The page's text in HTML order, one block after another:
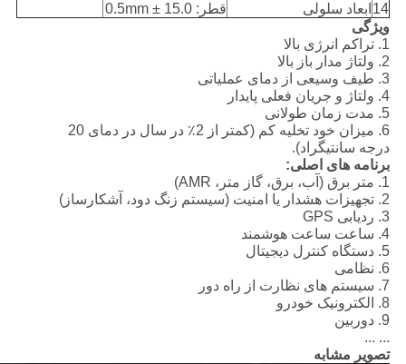
14 ابعاد سلولی
قطر: 15.0 ± 0.5mm
ویژگی
1. تراکم انرژی بالا
2. ولتاژ مدار باز بالا
3. طیف وسیعی از دمای عملیاتی
4. ولتاژ و جریان فعلی پایدار
5. مدت زمان طولانی
6. میزان خود تخلیه کم (کمتر از 2٪ در سال در دمای 20
درجه سانتیگراد).
برنامه های اصلی:
1. متر برق (آب، برق، گاز متر، AMR)
2. تجهیزات هشدار یا امنیت (سیستم زنگ دود، آشکارساز)
3. ردیابی GPS
4. ساعت ساعت هوشمند
5. دستگاه کنترل دیجیتال
6. نظامی
7. سیستم های نظارت از راه دور
8. الکترونیک خودرو
9. دوربین
... ...
تصویر مشابه